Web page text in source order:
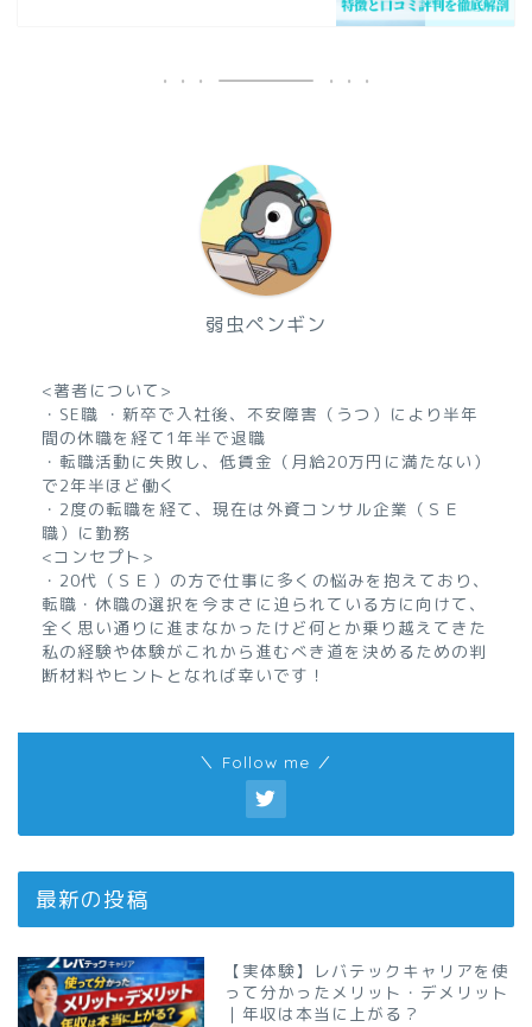
弱虫ペンギン
<著者について>
・SE職 ・新卒で入社後、不安障害（うつ）により半年
間の休職を経て1年半で退職
・転職活動に失敗し、低賃金（月給20万円に満たない）
で2年半ほど働く
・2度の転職を経て、現在は外資コンサル企業（ＳＥ
職）に勤務
<コンセプト>
・20代（ＳＥ）の方で仕事に多くの悩みを抱えており、
転職・休職の選択を今まさに迫られている方に向けて、
全く思い通りに進まなかったけど何とか乗り越えてきた
私の経験や体験がこれから進むべき道を決めるための判
断材料やヒントとなれば幸いです！
＼ Follow me ／
最新の投稿
【実体験】レバテックキャリアを使
って分かったメリット・デメリット
｜年収は本当に上がる？